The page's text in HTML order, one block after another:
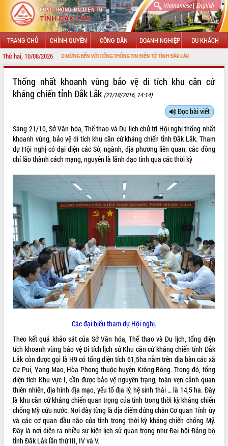
Vietnamese| English
TRANG CHỦ CHÍNH QUYỀN CÔNG DÂN DOANH NGHIỆP DU KHÁCH
Thứ hai, 10/08/2026
CHÀO MỪNG ĐẾN VỚI CỔNG THÔNG TIN ĐIỆN TỬ TỈNH ĐẮK LẮK
LÃNH ĐẠO UBND TỈNH
SỞ, BAN, NGÀNH
UBND CÁC XÃ, PHƯỜNG
THÔNG TIN CHỈ ĐẠO ĐIỀU HÀNH
HỆ THỐNG VĂN BẢN
VĂN BẢN HĐND TỈNH
ĐIỂM TIN VĂN BẢN
QUY HOẠCH - KẾ HOẠCH
Thống nhất khoanh vùng bảo vệ di tích khu căn cứ
kháng chiến tỉnh Đắk Lắk (21/10/2016, 14:14)
Đọc bài viết
Sáng 21/10, Sở Văn hóa, Thể thao và Du lịch chủ trì Hội nghị thống nhất
khoanh vùng, bảo vệ di tích khu căn cứ kháng chiến tỉnh Đắk Lắk. Tham
dự Hội nghị có đại diện các Sở, ngành, địa phương liên quan; các đồng
chí lão thành cách mạng, nguyên là lãnh đạo tỉnh qua các thời kỳ
Các đại biểu tham dự Hội nghị.
Theo kết quả khảo sát của Sở Văn hóa, Thể thao và Du lịch, tổng diện
tích khoanh vùng bảo vệ Di tích lịch sử Khu căn cứ kháng chiến tỉnh Đắk
Lắk còn được gọi là H9 có tổng diện tích 61,5ha nằm trên địa bàn các xã
Cư Pui, Yang Mao, Hòa Phong thuộc huyện Krông Bông. Trong đó, tổng
diện tích Khu vực I, cần được bảo vệ nguyên trạng, toàn vẹn cảnh quan
thiên nhiên, địa hình địa mạo, yếu tố địa lý, hệ sinh thái … là 14,5 ha. Đây
là khu căn cứ kháng chiến quan trọng của tỉnh trong thời kỳ kháng chiến
chống Mỹ cứu nước. Nơi đây từng là địa điểm đứng chân Cơ quan Tỉnh ủy
và các cơ quan đầu não của tỉnh trong thời kỳ kháng chiến chống Mỹ.
Đây là nơi diễn ra nhiều sự kiện lịch sử quan trọng như Đại hội Đảng bộ
tỉnh Đắk Lắk lần thứ III, IV và V.